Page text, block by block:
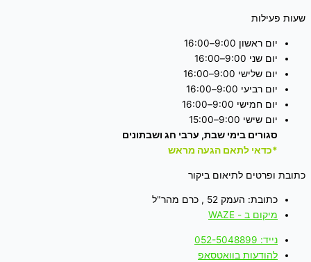
שעות פעילות
יום ראשון 9:00–16:00
יום שני 9:00–16:00
יום שלישי 9:00–16:00
יום רביעי 9:00–16:00
יום חמישי 9:00–16:00
יום שישי 9:00–15:00
סגורים בימי שבת, ערבי חג ושבתונים
*כדאי לתאם הגעה מראש
כתובת ופרטים לתיאום ביקור
כתובת: העמק 52 , כרם מהר"ל
מיקום ב - WAZE
נייד: 052-5048899
להודעות בוואטסאפ